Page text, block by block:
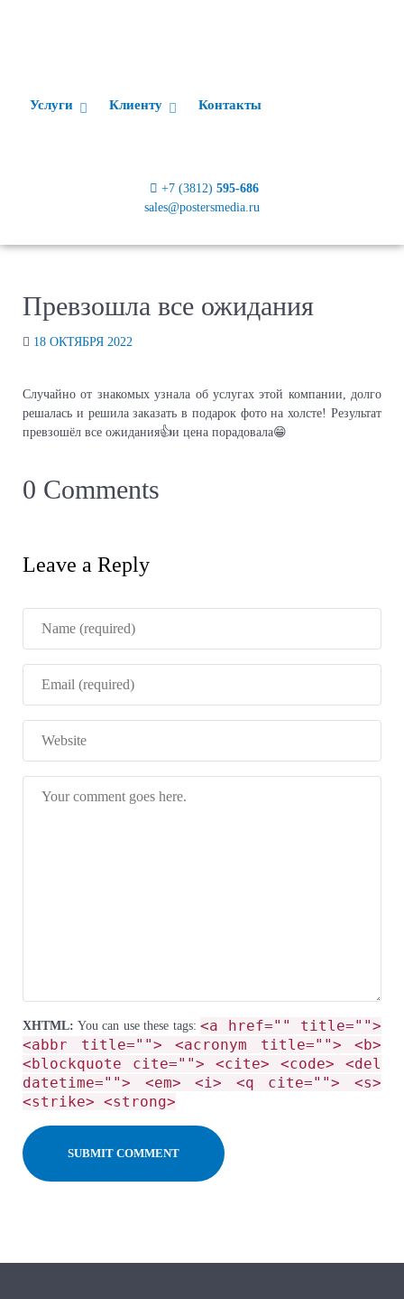
Услуги Клиенту Контакты
+7 (3812)595-686
sales@postersmedia.ru
Превзошла все ожидания
18 ОКТЯБРЯ 2022
Случайно от знакомых узнала об услугах этой компании, долго
решалась и решила заказать в подарок фото на холсте! Результат
превзошёл все ожидания👍и цена порадовала😁
0 Comments
Leave a Reply
XHTML: You can use these tags: <a href="" title="">
<abbr title=""> <acronym title=""> <b>
<blockquote cite=""> <cite> <code> <del
datetime=""> <em> <i> <q cite=""> <s>
<strike> <strong>